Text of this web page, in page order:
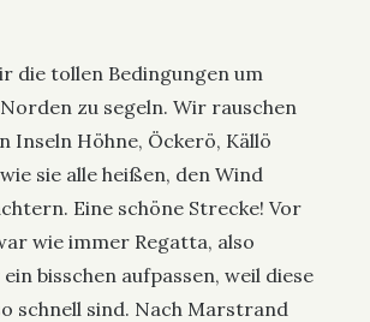
die tollen Bedingungen um
zu segeln. Wir rauschen
Inseln Höhne, Öckerö, Källö
sie alle heißen, den Wind
Eine schöne Strecke! Vor
wie immer Regatta, also
bisschen aufpassen, weil diese
schnell sind. Nach Marstrand